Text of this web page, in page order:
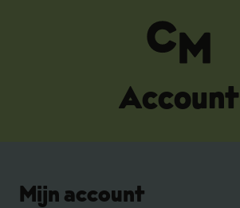
Account
Mijn account